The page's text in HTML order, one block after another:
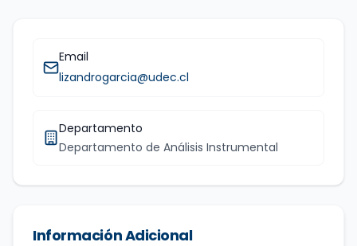
Email
lizandrogarcia@udec.cl
Departamento
Departamento de Análisis Instrumental
Información Adicional